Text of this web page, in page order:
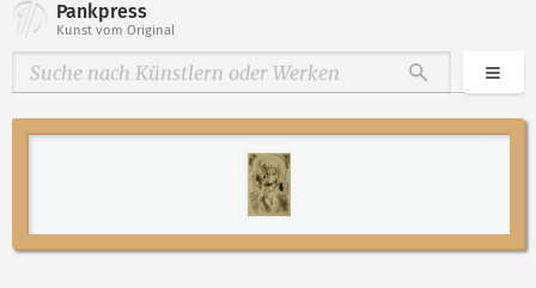
Pankpress
Kunst vom Original